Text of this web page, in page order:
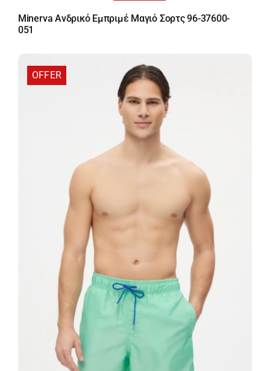
price
was:
τρέχουσα
τιμή
Minerva Ανδρικό Εμπριμέ Μαγιό Σορτς 96-37600-
051
OFFER